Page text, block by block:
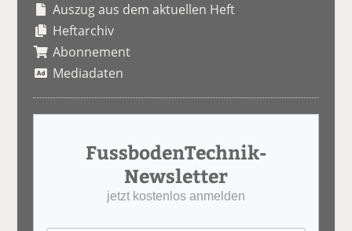
Auszug aus dem aktuellen Heft
Heftarchiv
Abonnement
Mediadaten
FussbodenTechnik-
Newsletter
jetzt kostenlos anmelden